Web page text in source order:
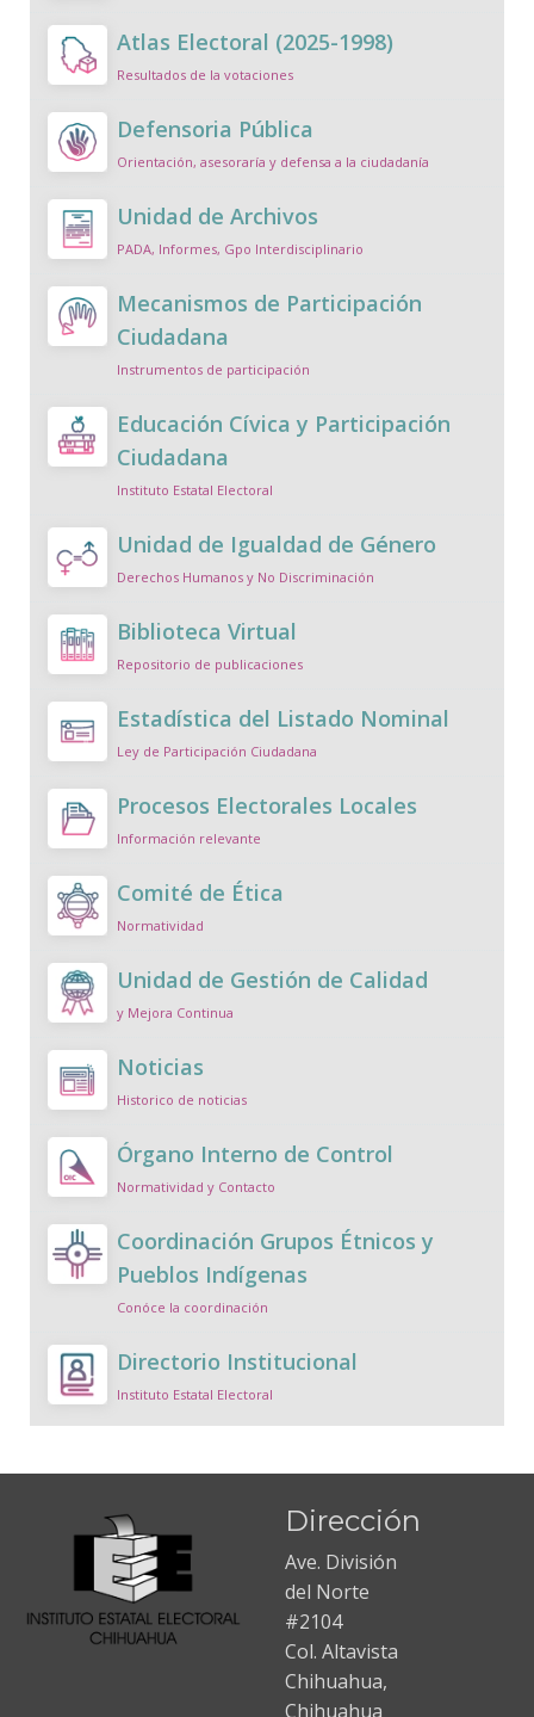
Atlas Electoral (2025-1998)
Resultados de la votaciones
Defensoria Pública
Orientación, asesoraría y defensa a la ciudadanía
Unidad de Archivos
PADA, Informes, Gpo Interdisciplinario
Mecanismos de Participación
Ciudadana
Instrumentos de participación
Educación Cívica y Participación
Ciudadana
Instituto Estatal Electoral
Unidad de Igualdad de Género
Derechos Humanos y No Discriminación
Biblioteca Virtual
Repositorio de publicaciones
Estadística del Listado Nominal
Ley de Participación Ciudadana
Procesos Electorales Locales
Información relevante
Comité de Ética
Normatividad
Unidad de Gestión de Calidad
y Mejora Continua
Noticias
Historico de noticias
Órgano Interno de Control
Normatividad y Contacto
Coordinación Grupos Étnicos y
Pueblos Indígenas
Conóce la coordinación
Directorio Institucional
Instituto Estatal Electoral
Dirección
Ave. División
del Norte
#2104
Col. Altavista
Chihuahua,
Chihuahua